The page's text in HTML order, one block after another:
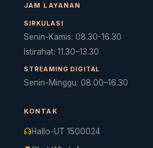
JAM LAYANAN
SIRKULASI
Senin-Kamis: 08.30-16.30
Istirahat: 11.30–13.30
STREAMING DIGITAL
Senin-Minggu: 08.00–16.30
KONTAK
Hallo-UT 1500024